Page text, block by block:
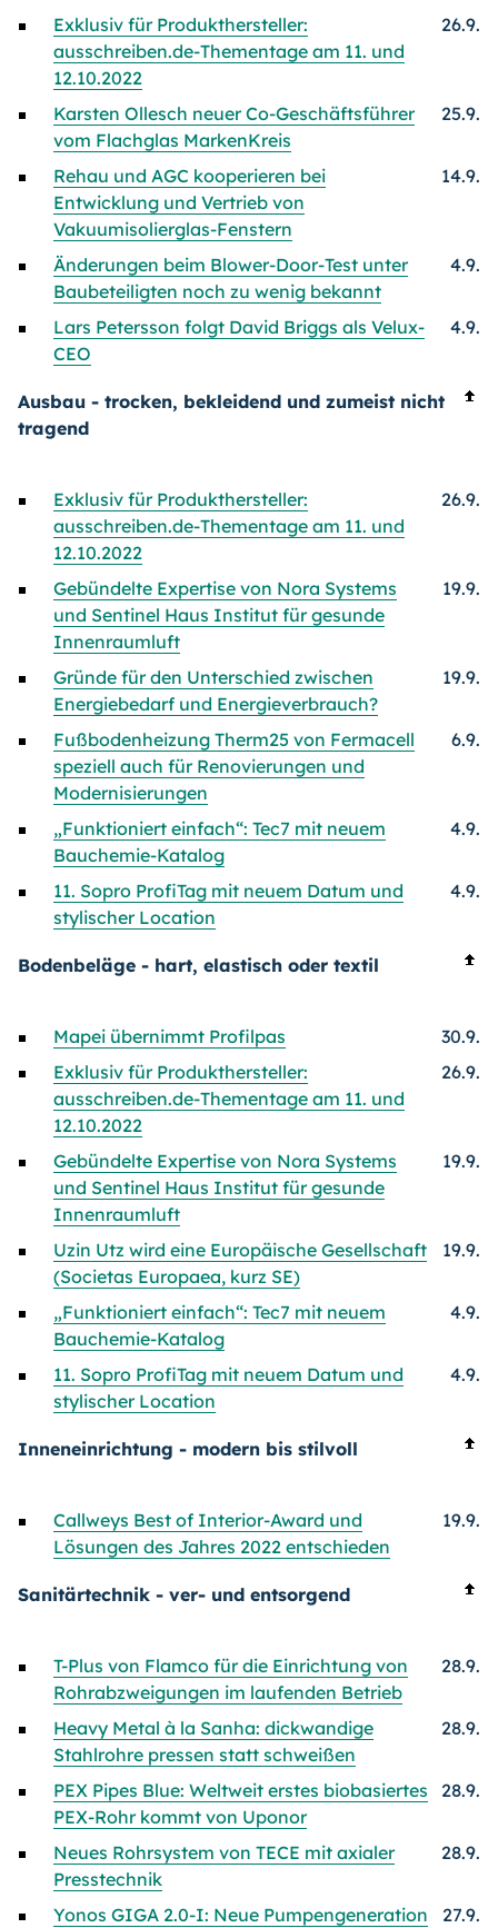
Exklusiv für Produkthersteller:
ausschreiben.de-Thementage am 11. und
12.10.2022
26.9.
Karsten Ollesch neuer Co-Geschäftsführer
vom Flachglas MarkenKreis
25.9.
Rehau und AGC kooperieren bei
Entwicklung und Vertrieb von
Vakuumisolierglas-Fenstern
14.9.
Änderungen beim Blower-Door-Test unter
Baubeteiligten noch zu wenig bekannt
4.9.
Lars Petersson folgt David Briggs als Velux-
CEO
4.9.
Ausbau - trocken, bekleidend und zumeist nicht
tragend
Exklusiv für Produkthersteller:
ausschreiben.de-Thementage am 11. und
12.10.2022
26.9.
Gebündelte Expertise von Nora Systems
und Sentinel Haus Institut für gesunde
Innenraumluft
19.9.
Gründe für den Unterschied zwischen
Energiebedarf und Energieverbrauch?
19.9.
Fußbodenheizung Therm25 von Fermacell
speziell auch für Renovierungen und
Modernisierungen
6.9.
„Funktioniert einfach“: Tec7 mit neuem
Bauchemie-Katalog
4.9.
11. Sopro ProfiTag mit neuem Datum und
stylischer Location
4.9.
Bodenbeläge - hart, elastisch oder textil
Mapei übernimmt Profilpas
30.9.
Exklusiv für Produkthersteller:
ausschreiben.de-Thementage am 11. und
12.10.2022
26.9.
Gebündelte Expertise von Nora Systems
und Sentinel Haus Institut für gesunde
Innenraumluft
19.9.
Uzin Utz wird eine Europäische Gesellschaft
(Societas Europaea, kurz SE)
19.9.
„Funktioniert einfach“: Tec7 mit neuem
Bauchemie-Katalog
4.9.
11. Sopro ProfiTag mit neuem Datum und
stylischer Location
4.9.
Inneneinrichtung - modern bis stilvoll
Callweys Best of Interior-Award und
Lösungen des Jahres 2022 entschieden
19.9.
Sanitärtechnik - ver- und entsorgend
T-Plus von Flamco für die Einrichtung von
Rohrabzweigungen im laufenden Betrieb
28.9.
Heavy Metal à la Sanha: dickwandige
Stahlrohre pressen statt schweißen
28.9.
PEX Pipes Blue: Weltweit erstes biobasiertes
PEX-Rohr kommt von Uponor
28.9.
Neues Rohrsystem von TECE mit axialer
Presstechnik
28.9.
Yonos GIGA 2.0-I: Neue Pumpengeneration 27.9.